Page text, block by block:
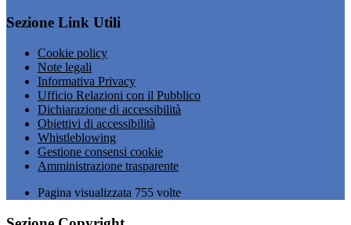
Sezione Link Utili
Cookie policy
Note legali
Informativa Privacy
Ufficio Relazioni con il Pubblico
Dichiarazione di accessibilità
Obiettivi di accessibilità
Whistleblowing
Gestione consensi cookie
Amministrazione trasparente
Pagina visualizzata 755 volte